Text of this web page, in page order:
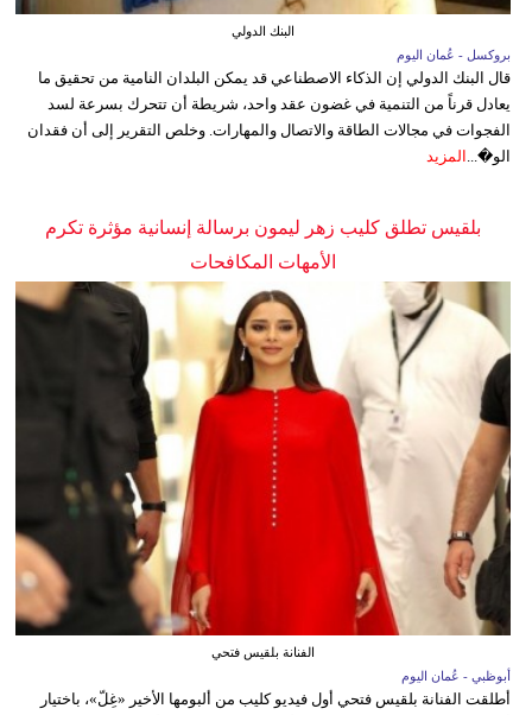
البنك الدولي
بروكسل - عُمان اليوم
قال البنك الدولي إن الذكاء الاصطناعي قد يمكن البلدان النامية من تحقيق ما
يعادل قرناً من التنمية في غضون عقد واحد، شريطة أن تتحرك بسرعة لسد
الفجوات في مجالات الطاقة والاتصال والمهارات. وخلص التقرير إلى أن فقدان
الو�... المزيد
بلقيس تطلق كليب زهر ليمون برسالة إنسانية مؤثرة تكرم
الأمهات المكافحات
الفنانة بلقيس فتحي
أبوظبي - عُمان اليوم
أطلقت الفنانة بلقيس فتحي أول فيديو كليب من ألبومها الأخير «غِلّ»، باختيار